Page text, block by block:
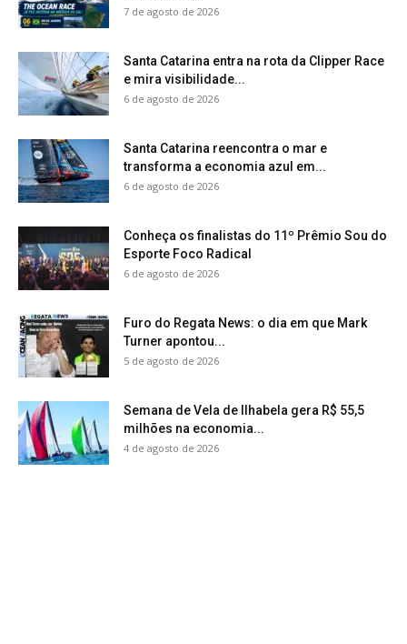
7 de agosto de 2026
Santa Catarina entra na rota da Clipper Race
e mira visibilidade...
6 de agosto de 2026
Santa Catarina reencontra o mar e
transforma a economia azul em...
6 de agosto de 2026
Conheça os finalistas do 11º Prêmio Sou do
Esporte Foco Radical
6 de agosto de 2026
Furo do Regata News: o dia em que Mark
Turner apontou...
5 de agosto de 2026
Semana de Vela de Ilhabela gera R$ 55,5
milhões na economia...
4 de agosto de 2026